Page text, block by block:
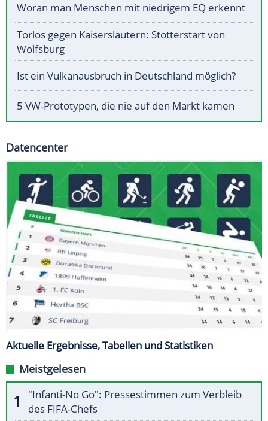
Woran man Menschen mit niedrigem EQ erkennt
Torlos gegen Kaiserslautern: Stotterstart von
Wolfsburg
Ist ein Vulkanausbruch in Deutschland möglich?
5 VW-Prototypen, die nie auf den Markt kamen
Datencenter
Aktuelle Ergebnisse, Tabellen und Statistiken
Meistgelesen
"Infanti-No Go": Pressestimmen zum Verbleib
des FIFA-Chefs